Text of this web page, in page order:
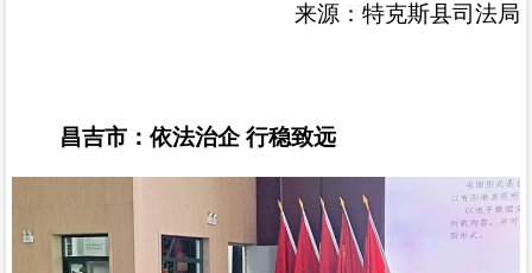
来源：特克斯县司法局
昌吉市：依法治企 行稳致远